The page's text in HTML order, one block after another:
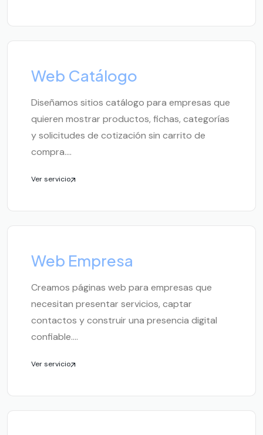
Web Catálogo
Diseñamos sitios catálogo para empresas que
quieren mostrar productos, fichas, categorías
y solicitudes de cotización sin carrito de
compra....
Ver servicio
Web Empresa
Creamos páginas web para empresas que
necesitan presentar servicios, captar
contactos y construir una presencia digital
confiable....
Ver servicio